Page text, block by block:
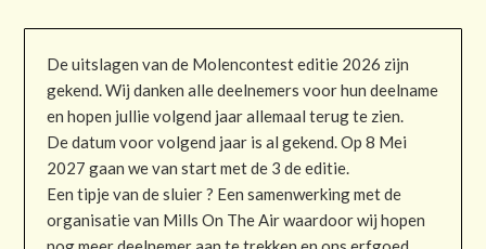
De uitslagen van de Molencontest editie 2026 zijn
gekend. Wij danken alle deelnemers voor hun deelname
en hopen jullie volgend jaar allemaal terug te zien.
De datum voor volgend jaar is al gekend. Op 8 Mei
2027 gaan we van start met de 3 de editie.
Een tipje van de sluier ? Een samenwerking met de
organisatie van Mills On The Air waardoor wij hopen